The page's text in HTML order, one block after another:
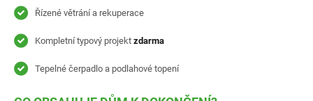
Řízené větrání a rekuperace
Kompletní typový projektzdarma
Tepelné čerpadlo a podlahové topení